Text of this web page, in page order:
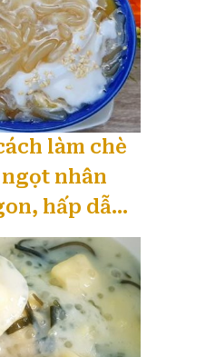
làm chè
nhân
hấp dẫn